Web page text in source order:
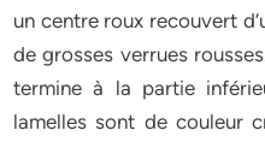
un centre roux recouvert
de grosses verrues
termine à la partie
lamelles sont de couleur